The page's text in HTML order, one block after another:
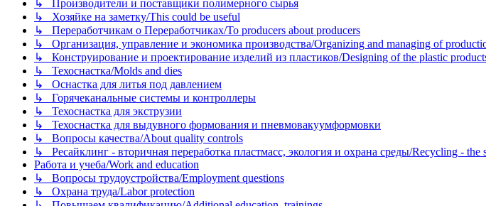
↳ Производители и поставщики полимерного сырья
↳ Хозяйке на заметку/This could be useful
↳ Переработчикам о Переработчиках/To producers about producers
↳ Организация, управление и экономика производства/Organizing and managing of
↳ Конструирование и проектирование изделий из пластиков/Designing of the plastic
↳ Техоснастка/Molds and dies
↳ Оснастка для литья под давлением
↳ Горячеканальные системы и контроллеры
↳ Техоснастка для экструзии
↳ Техоснастка для выдувного формования и пневмовакуумформовки
↳ Вопросы качества/About quality controls
↳ Ресайклинг - вторичная переработка пластмасс, экология и охрана среды/Recycling -
Работа и учеба/Work and education
↳ Вопросы трудоустройства/Employment questions
↳ Охрана труда/Labor protection